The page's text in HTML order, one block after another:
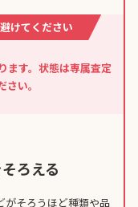
けてください
ます。状態は専属査定
い。
ろえる
がそろうほど種類や品